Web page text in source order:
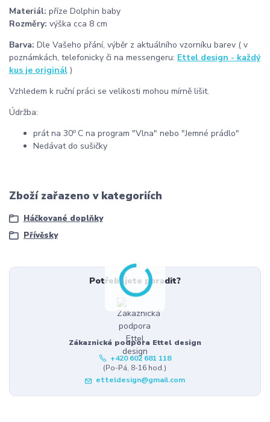
Materiál: příze Dolphin baby
Rozměry: výška cca 8 cm
Barva: Dle Vašeho přání, výběr z aktuálního vzorníku barev ( v
poznámkách, telefonicky či na messengeru: Ettel design - každý
kus je originál )
Vzhledem k ruční práci se velikosti mohou mírně lišit.
Údržba:
prát na 30o C na program "Vlna" nebo "Jemné prádlo"
Nedávat do sušičky
Zboží zařazeno v kategoriích
Háčkované doplňky
Přívěsky
Potřebujete poradit?
Zákaznická podpora Ettel design
+420 602 681 118
(Po-Pá, 8-16 hod.)
etteldesign@gmail.com